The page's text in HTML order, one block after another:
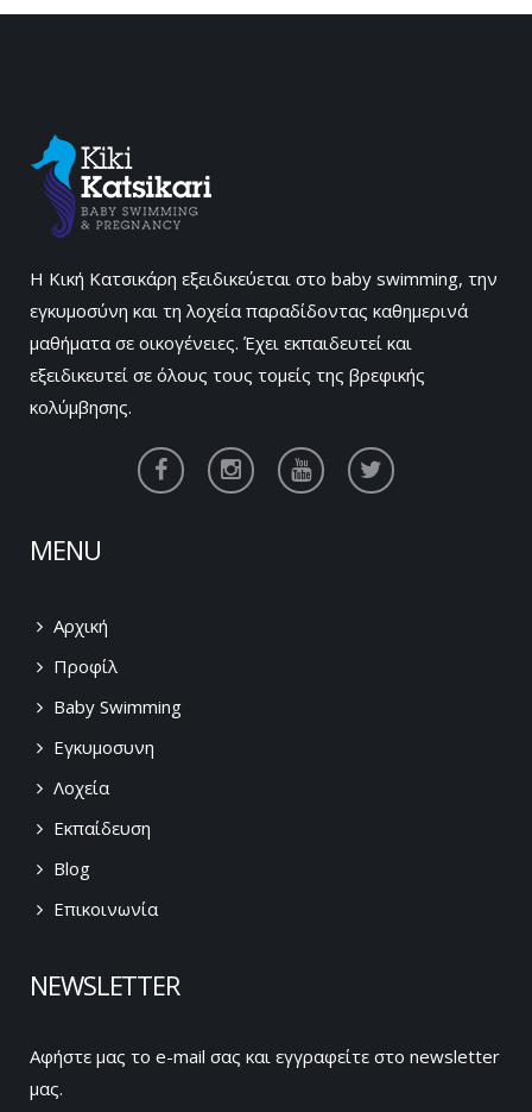
Η Κική Κατσικάρη εξειδικεύεται στο baby swimming, την
εγκυμοσύνη και τη λοχεία παραδίδοντας καθημερινά
μαθήματα σε οικογένειες. Έχει εκπαιδευτεί και
εξειδικευτεί σε όλους τους τομείς της βρεφικής
κολύμβησης.
MENU
Αρχική
Προφίλ
Baby Swimming
Εγκυμοσυνη
Λοχεία
Εκπαίδευση
Blog
Επικοινωνία
NEWSLETTER
Αφήστε μας το e-mail σας και εγγραφείτε στο newsletter
μας.